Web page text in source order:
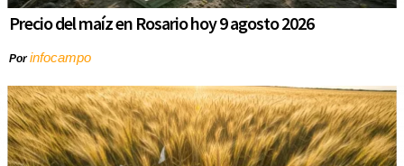
Precio del maíz en Rosario hoy 9 agosto 2026
Porinfocampo